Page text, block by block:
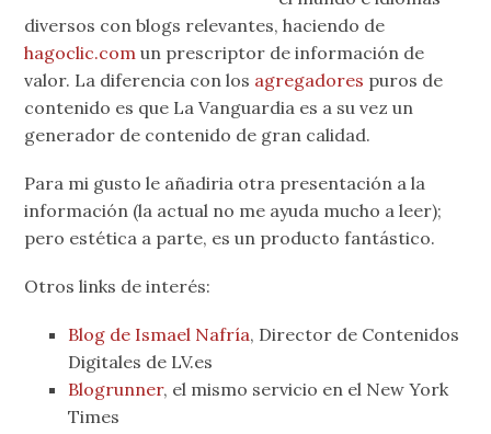
diversos con blogs relevantes, haciendo de
hagoclic.com un prescriptor de información de
valor. La diferencia con los agregadores puros de
contenido es que La Vanguardia es a su vez un
generador de contenido de gran calidad.
Para mi gusto le añadiria otra presentación a la
información (la actual no me ayuda mucho a leer);
pero estética a parte, es un producto fantástico.
Otros links de interés:
Blog de Ismael Nafría, Director de Contenidos
Digitales de LV.es
Blogrunner, el mismo servicio en el New York
Times